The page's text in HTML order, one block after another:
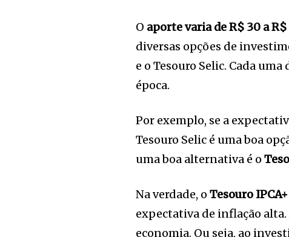
Join our
SUBSCRIBERS
of the
To subscribe, simply enter your
the subscribe button below. Don't
won't spam your inbox. Your
[td_block_social_counter style=”style7 td-
tiktok=”#” manual_count_tiktok=”32214″
O aporte varia de R$ 30 a
diversas opções de
e o Tesouro Selic. Cada
época.
Por exemplo, se a
Tesouro Selic é uma boa
uma boa alternativa é o
Na verdade, oTesouro IPCA+
expectativa de inflação
economia. Ou seja, ao